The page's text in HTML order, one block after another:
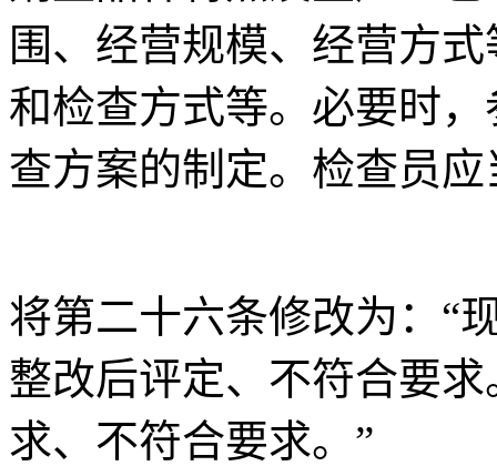
围、经营规模、经营方
和检查方式等。必要时
查方案的制定。检查员
将第二十六条修改为：“
整改后评定、不符合要
求、不符合要求。”